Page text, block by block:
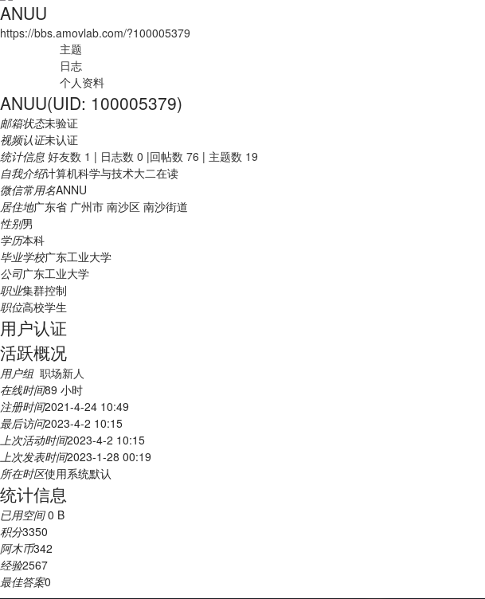
ANUU
https://bbs.amovlab.com/?100005379
主题
日志
个人资料
ANUU(UID: 100005379)
邮箱状态未验证
视频认证未认证
统计信息 好友数 1 | 日志数 0 |回帖数 76 | 主题数 19
自我介绍计算机科学与技术大二在读
微信常用名ANNU
居住地广东省 广州市 南沙区 南沙街道
性别男
学历本科
毕业学校广东工业大学
公司广东工业大学
职业集群控制
职位高校学生
用户认证
活跃概况
用户组 职场新人
在线时间89 小时
注册时间2021-4-24 10:49
最后访问2023-4-2 10:15
上次活动时间2023-4-2 10:15
上次发表时间2023-1-28 00:19
所在时区使用系统默认
统计信息
已用空间0 B
积分3350
阿木币342
经验2567
最佳答案0